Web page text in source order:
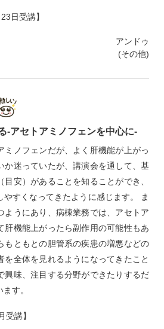
日受講】
アンドゥ
(その他)
‐アセトアミノフェンを中心に‐
ミノフェンだが、よく肝機能が上がっ
か迷っていたが、講演会を通して、基
安）があることを知ることができ、
すくなってきたように感じます。 ま
ようにあり、病棟業務では、アセトア
肝機能上がったら副作用の可能性もあ
もともとの胆管系の疾患の増悪などの
を全体を見れるようになってきたこと
興味、注目する分野ができたりするだ
す。
受講】